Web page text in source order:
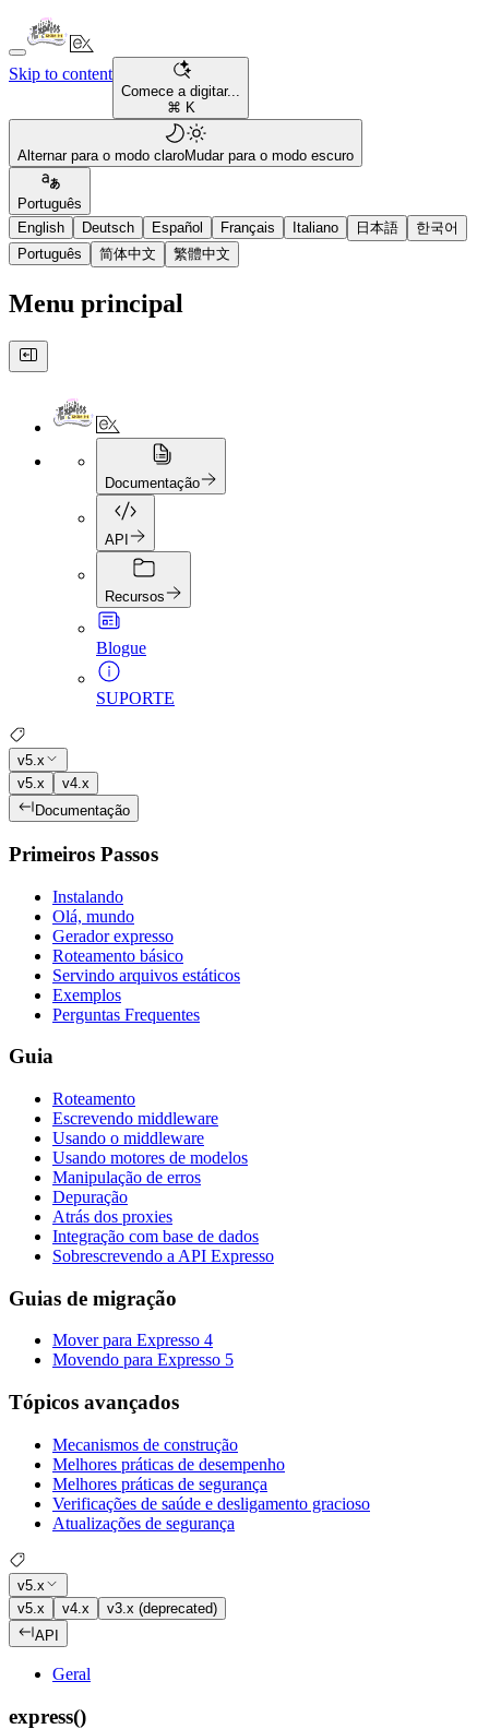
Skip to content
Comece a digitar...
⌘ K
Alternar para o modo claroMudar para o modo escuro
Português
English
Deutsch Español Français Italiano 日本語
한국어
Português
简体中文 繁體中文
Menu principal
Documentação
API
Recursos
Blogue
SUPORTE
v5.x
v5.x
v4.x
Documentação
Primeiros Passos
Instalando
Olá, mundo
Gerador expresso
Roteamento básico
Servindo arquivos estáticos
Exemplos
Perguntas Frequentes
Guia
Roteamento
Escrevendo middleware
Usando o middleware
Usando motores de modelos
Manipulação de erros
Depuração
Atrás dos proxies
Integração com base de dados
Sobrescrevendo a API Expresso
Guias de migração
Mover para Expresso 4
Movendo para Expresso 5
Tópicos avançados
Mecanismos de construção
Melhores práticas de desempenho
Melhores práticas de segurança
Verificações de saúde e desligamento gracioso
Atualizações de segurança
v5.x
v5.x
v4.x
v3.x (deprecated)
API
Geral
express()